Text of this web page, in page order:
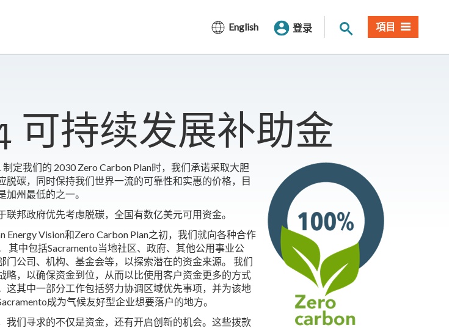
English 登录 网站搜索項目
可持续发展补助金
定我们的 2030 Zero Carbon Plan时，我们承诺采取大胆
脱碳，同时保持我们世界一流的可靠性和实惠的价格，目
加州最低的之一。
联邦政府优先考虑脱碳，全国有数亿美元可用资金。
Energy Vision和Zero Carbon Plan之初，我们就向各种合作
其中包括Sacramento当地社区、政府、其他公用事业公
门公司、机构、基金会等，以探索潜在的资金来源。 我们
略，以确保资金到位，从而以比使用客户资金更多的方式
这其中一部分工作包括努力协调区域优先事项，并为该地
成为气候友好型企业想要落户的地方。
我们寻求的不仅是资金，还有开启创新的机会。这些拨款